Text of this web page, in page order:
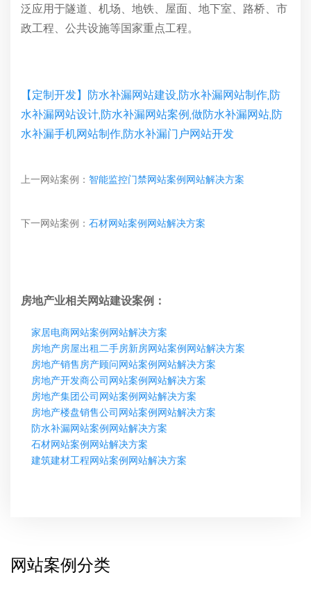
泛应用于隧道、机场、地铁、屋面、地下室、路桥、市
政工程、公共设施等国家重点工程。
【定制开发】防水补漏网站建设,防水补漏网站制作,防
水补漏网站设计,防水补漏网站案例,做防水补漏网站,防
水补漏手机网站制作,防水补漏门户网站开发
上一网站案例： 智能监控门禁网站案例网站解决方案
下一网站案例： 石材网站案例网站解决方案
房地产业相关网站建设案例：
家居电商网站案例网站解决方案
房地产房屋出租二手房新房网站案例网站解决方案
房地产销售房产顾问网站案例网站解决方案
房地产开发商公司网站案例网站解决方案
房地产集团公司网站案例网站解决方案
房地产楼盘销售公司网站案例网站解决方案
防水补漏网站案例网站解决方案
石材网站案例网站解决方案
建筑建材工程网站案例网站解决方案
网站案例分类